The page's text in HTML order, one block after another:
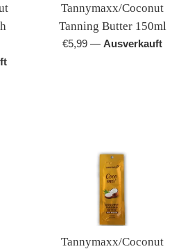
Tannymaxx/Coconut
Tanning Butter 150ml
Normaler
€5,99 — Ausverkauft
Tannymaxx/Coconut